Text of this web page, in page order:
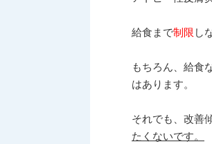
給食まで制限 し
もちろん、給食
はあります。
それでも、改善
たくないです。